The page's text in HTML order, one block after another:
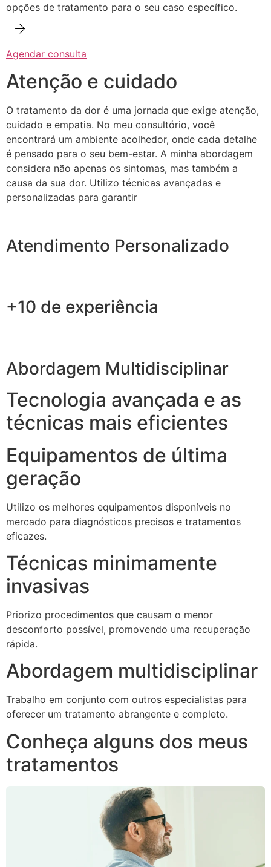
opções de tratamento para o seu caso específico.
Agendar consulta
Atenção e cuidado
O tratamento da dor é uma jornada que exige atenção,
cuidado e empatia. No meu consultório, você
encontrará um ambiente acolhedor, onde cada detalhe
é pensado para o seu bem-estar. A minha abordagem
considera não apenas os sintomas, mas também a
causa da sua dor. Utilizo técnicas avançadas e
personalizadas para garantir
Atendimento Personalizado
+10 de experiência
Abordagem Multidisciplinar
Tecnologia avançada e as
técnicas mais eficientes
Equipamentos de última
geração
Utilizo os melhores equipamentos disponíveis no
mercado para diagnósticos precisos e tratamentos
eficazes.
Técnicas minimamente
invasivas
Priorizo procedimentos que causam o menor
desconforto possível, promovendo uma recuperação
rápida.
Abordagem multidisciplinar
Trabalho em conjunto com outros especialistas para
oferecer um tratamento abrangente e completo.
Conheça alguns dos meus
tratamentos